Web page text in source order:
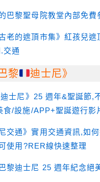
巴黎聖母院教堂內部免費
老的遮頂市集》紅孩兒遮
交通
黎 迪士尼》
士尼》25 週年&聖誕節,
食/設施/APP+聖誕遊行影
交通》實用交通資訊,如
使用?RER線快速整理
黎迪士尼 25 週年紀念絕